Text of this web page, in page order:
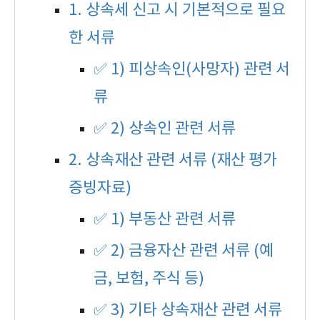
1. 상속세 신고 시 기본적으로 필요
한 서류
✅ 1) 피상속인(사망자) 관련 서
류
✅ 2) 상속인 관련 서류
2. 상속재산 관련 서류 (재산 평가
증빙자료)
✅ 1) 부동산 관련 서류
✅ 2) 금융자산 관련 서류 (예
금, 보험, 주식 등)
✅ 3) 기타 상속재산 관련 서류